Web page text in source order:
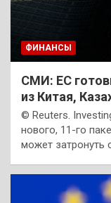
ФИНАНСЫ
СМИ: ЕС
из Китая,
© Reuters.
нового, 11-го
может затронуть